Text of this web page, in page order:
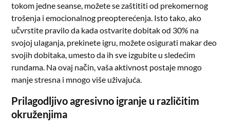
tokom jedne seanse, možete se zaštititi od prekomernog
trošenja i emocionalnog preopterećenja. Isto tako, ako
učvrstite pravilo da kada ostvarite dobitak od 30% na
svojoj ulaganja, prekinete igru, možete osigurati makar deo
svojih dobitaka, umesto da ih sve izgubite u sledećim
rundama. Na ovaj način, vaša aktivnost postaje mnogo
manje stresna i mnogo više uživajuća.
Prilagodljivo agresivno igranje u različitim
okruženjima